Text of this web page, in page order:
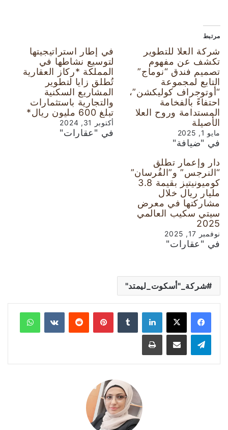
مرتبط
شركة العلا للتطوير
تكشف عن مفهوم
تصميم فندق “نوماج”
التابع لمجموعة
“أوتوجراف كوليكشن”،
احتفاءً بالفخامة
المستدامة وروح العلا
الأصيلة
مايو 1, 2025
في "ضيافة"
في إطار استراتيجيتها
لتوسيع نشاطها في
المملكة *ركاز العقارية
تُطلق زايا لتطوير
المشاريع السكنية
والتجارية باستثمارات
تبلغ 600 مليون ريال*
أكتوبر 31, 2024
في "عقارات"
دار وإعمار تطلق
“النرجس” و”الفُرسان”
كوميونيتيز بقيمة 3.8
مليار ريال خلال
مشاركتها في معرض
سيتي سكيب العالمي
2025
نوفمبر 17, 2025
في "عقارات"
شركة_"أسكوت_ليمتد"
لينكدإن بينتيريست